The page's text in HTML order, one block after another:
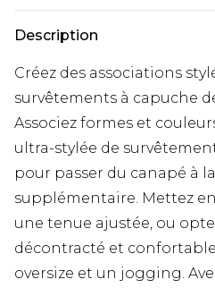
Description
Créez des associations
survêtements à capuche
Associez formes et
ultra-stylée de
pour passer du canapé à
supplémentaire. Mettez
une tenue ajustée, ou
décontracté et
oversize et un jogging.